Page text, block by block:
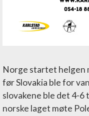
Norge startet helgen
før Slovakia ble for
slovakene ble det 4-6
norske laget møte